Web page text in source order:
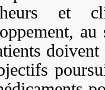
et
doivent